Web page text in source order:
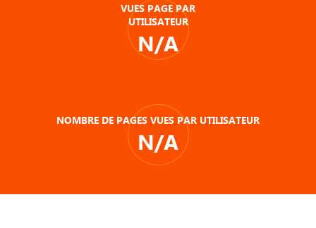
VUES PAGE PAR
UTILISATEUR
N/A
NOMBRE DE PAGES VUES PAR UTILISATEUR
N/A